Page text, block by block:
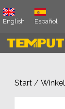
Inhalt
English Español
Start / Winkel